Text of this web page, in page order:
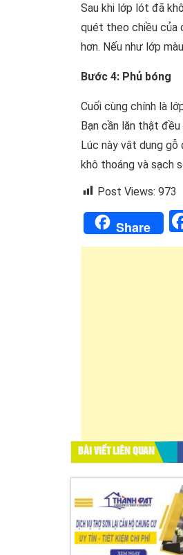
Sau khi lớp lót đã
quét theo chiều của
hơn. Nếu như lớp
Bước 4: Phủ bóng
Cuối cùng chính là
Bạn cần lăn thật
Lúc này vật dụng gỗ
khô thoáng và sạch
Post Views: 973
Share
BÀI VIẾT LIÊN QUAN